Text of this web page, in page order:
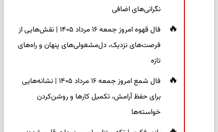
نگرانی‌های اضافی
فال قهوه امروز جمعه ۱۶ مرداد ۱۴۰۵ | نقش‌هایی از
فرصت‌های نزدیک، دل‌مشغولی‌های پنهان و راه‌های
تازه
فال شمع امروز جمعه ۱۶ مرداد ۱۴۰۵ | نشانه‌هایی
برای حفظ آرامش، تکمیل کارها و روشن‌کردن
خواسته‌ها